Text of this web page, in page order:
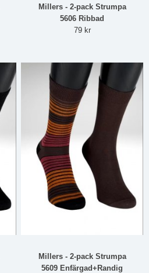
Millers - 2-pack Strumpa
5606 Ribbad
79 kr
Millers - 2-pack Strumpa
5609 Enfärgad+Randig